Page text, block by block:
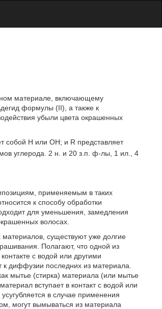
материале, включающему
формулы (II), а также к
убыли цвета окрашенных
собой Н или ОН; и R представляет
углерода. 2 н. и 20 з.п. ф-лы, 1 ил., 4
применяемым в таких
к способу обработки
для уменьшения, замедления
волосах.
существуют уже долгие
Полагают, что одной из
с водой или другими
к диффузии последних из материала.
мытье (стирка) материала (или мытье
вступает в контакт с водой или
в случае применения
могут вымываться из материала